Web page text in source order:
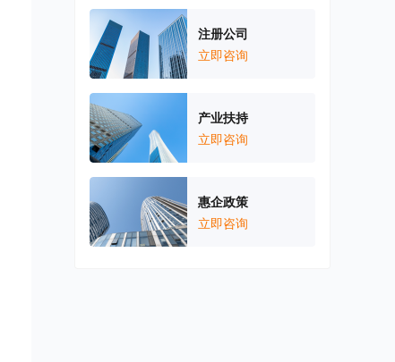
注册公司
立即咨询
产业扶持
立即咨询
惠企政策
立即咨询